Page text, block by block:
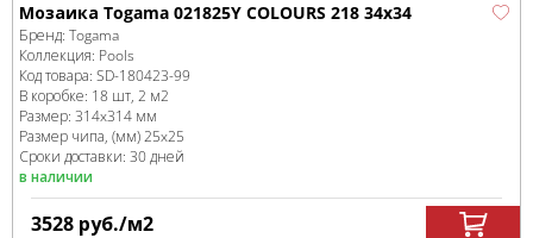
Мозаика Togama 021825Y COLOURS 218 34x34
Бренд: Togama
Коллекция: Pools
Код товара: SD-180423-99
В коробке: 18 шт, 2 м2
Размер: 314x314 мм
Размер чипа, (мм)25x25
Сроки доставки: 30 дней
в наличии
3528 руб./м2